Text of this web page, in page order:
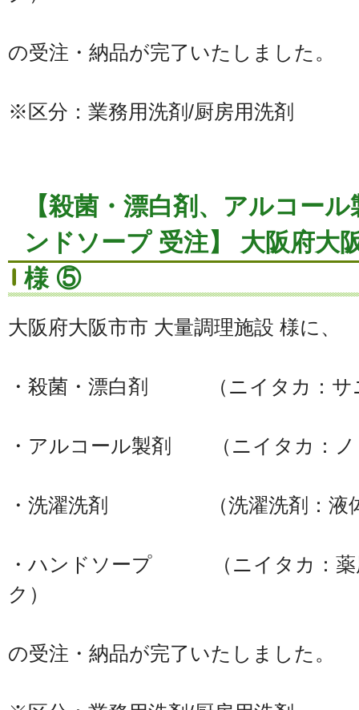
の受注・納品が完了いたしました。
※区分：業務用洗剤/厨房用洗剤
【殺菌・漂白剤、アルコー
ンドソープ 受注】 大阪府大
様 ⑤
大阪府大阪市市 大量調理施設 様に、
・殺菌・漂白剤 （ニイタカ：サ
・アルコール製剤 （ニイタカ：ノ
・洗濯洗剤 （洗濯洗剤：液体
・ハンドソープ （ニイタカ：薬
ク）
の受注・納品が完了いたしました。